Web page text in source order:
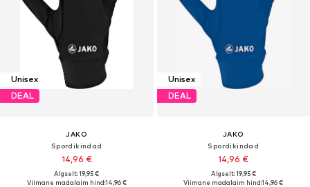
Unisex
DEAL
JAKO
Spordikindad
14,96 €
Algselt: 19,95 €
Viimane madalaim hind:14,96 €
Unisex
DEAL
JAKO
Spordikindad
14,96 €
Algselt: 19,95 €
Viimane madalaim hind:14,96 €